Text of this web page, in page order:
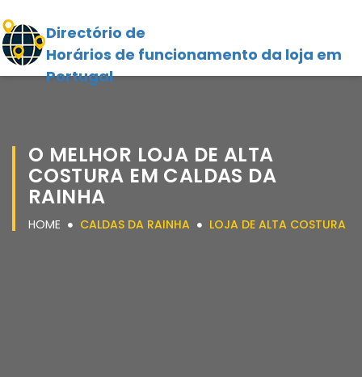
Directório de
Horários de funcionamento da loja em
Portugal
O MELHOR LOJA DE ALTA
COSTURA EM CALDAS DA
RAINHA
HOME CALDAS DA RAINHA LOJA DE ALTA COSTURA